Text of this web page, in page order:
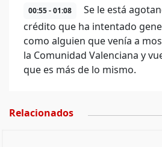
00:55 - 01:08
Se le está
crédito que ha intentado
como alguien que venía a
la Comunidad Valenciana y
que es más de lo mismo.
Relacionados